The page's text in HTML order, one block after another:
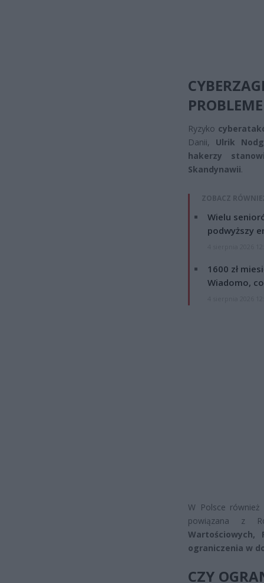
Ryzyko
Danii, Ulrik
hakerzy
Skandynawii.
ZOBACZ
Wielu
podwyższy
1600 zł
Wiadomo,
W Polsce
powiązana z
Wartościowych,
ograniczenia w
CZY